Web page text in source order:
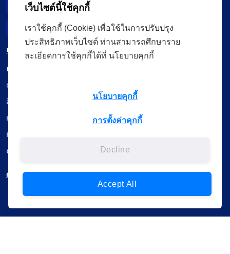
Data Subject Right
Incident Report
เมนู
เรียนออนไลน์
ดูถ่ายทอดสด
สื่อการเรียนรู้
ค้นรายการหนังสือ
หนังสืออิเล็กทรอนิกส์
ข้อมูลผู้ใช้งาน
ดาวน์โหลดใช้งานบนแอปพลิเคชัน
เว็บไซต์นี้ใช้คุกกี้
เราใช้คุกกี้ (Cookie) เพื่อใช้ในการปรับปรุง
ประสิทธิภาพเว็บไซต์ ท่านสามารถศึกษาราย
ละเอียดการใช้คุกกี้ได้ที่ นโยบายคุกกี้
นโยบายคุกกี้
การตั้งค่าคุกกี้
Decline
Accept All